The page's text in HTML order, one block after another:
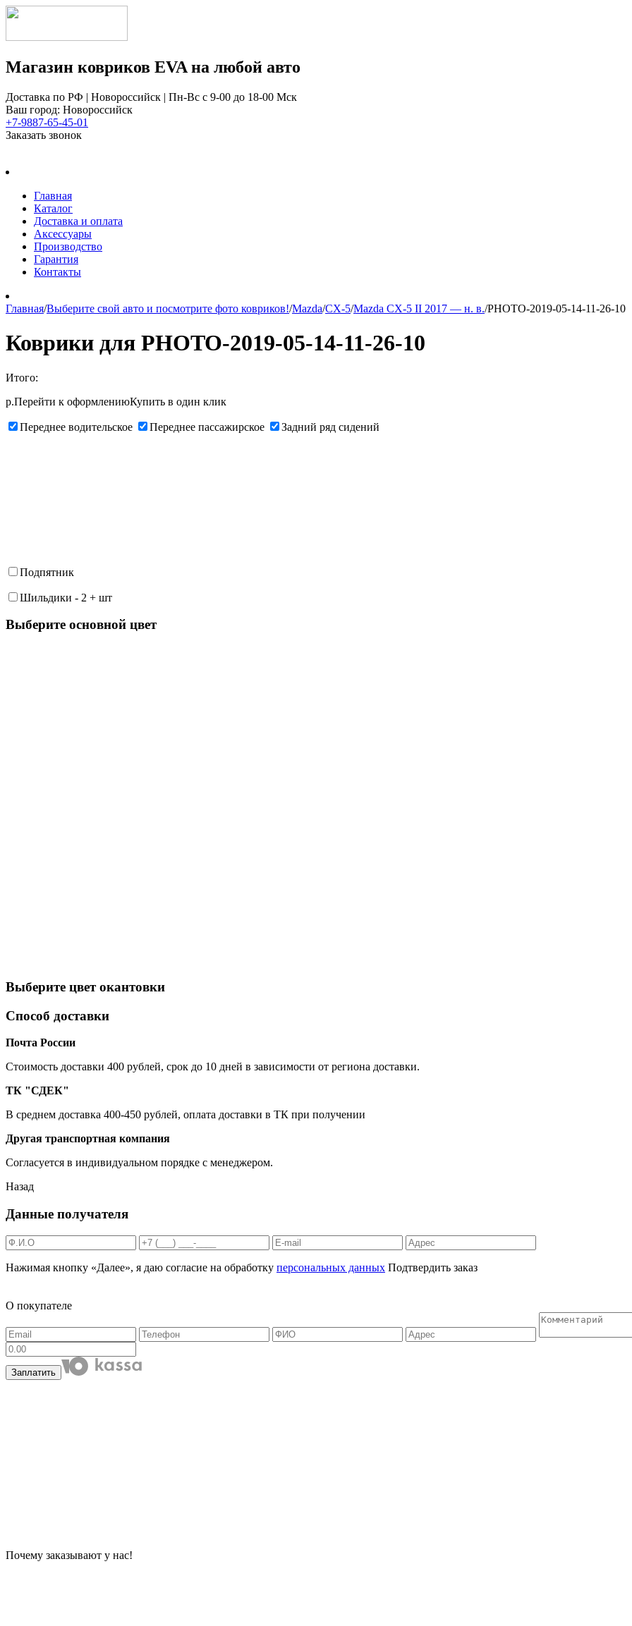
Магазин ковриков EVA ​на любой авто
Доставка по РФ | Новороссийск | Пн-Вс с 9-00 до 18-00 Мск
Ваш город: Новороссийск
+7-9887-65-45-01
Заказать звонок
Главная
Каталог
Доставка и оплата
Аксессуары
Производство
Гарантия
Контакты
Главная/Выберите свой авто и посмотрите фото ковриков!/Mazda/CX-5/Mazda CX-5 II 2017 — н. в./PHOTO-2019-05-14-11-26-10
Коврики для PHOTO-2019-05-14-11-26-10
Итого:
р.Перейти к оформлениюКупить в один клик
Переднее водительское Переднее пассажирское Задний ряд сидений
Подпятник
Шильдики - 2 + шт
Выберите oсновной цвет
Выберите цвет окантовки
Способ доставки
Почта России
Cтоимость доставки 400 рублей, срок до 10 дней в зависимости от региона доставки.
ТК "СДЕК"
В среднем доставка 400-450 рублей, оплата доставки в ТК при получении
Другая транспортная компания
Согласуется в индивидуальном порядке с менеджером.
Назад
Данные получателя
Нажимая кнопку «Далее», я даю согласие на обработку персональных данных Подтвердить заказ
О покупателе
Заплатить
Почему заказывают у нас!